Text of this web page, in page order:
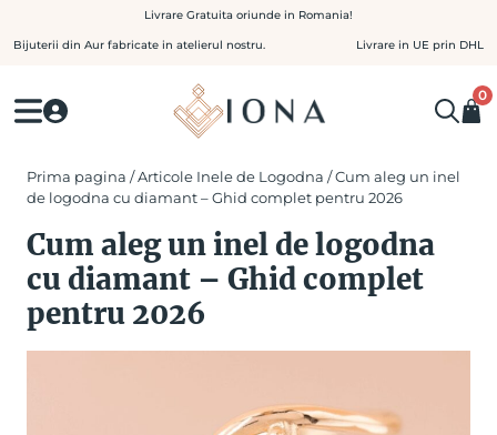
to
Livrare Gratuita oriunde in Romania!
Bijuterii din Aur fabricate in atelierul nostru. Livrare in UE prin DHL
0
Prima pagina /Articole Inele de Logodna / Cum aleg un inel
de logodna cu diamant – Ghid complet pentru 2026
Cum aleg un inel de logodna
cu diamant – Ghid complet
pentru 2026